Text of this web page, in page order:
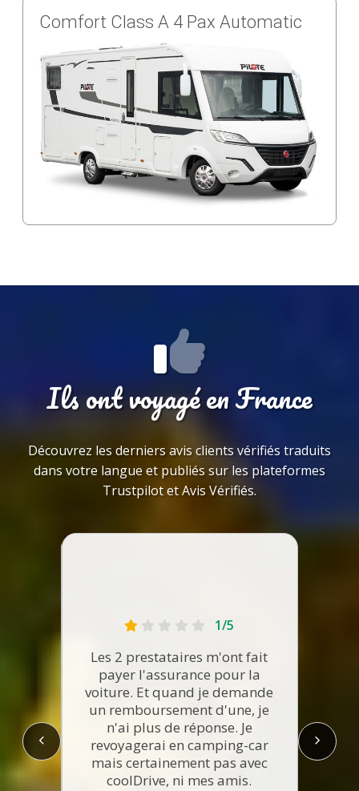
Comfort Class A 4 Pax Automatic
Ils ont voyagé en France
Découvrez les derniers avis clients vérifiés traduits
dans votre langue et publiés sur les plateformes
Trustpilot et Avis Vérifiés.
je
car
1/5
Les 2 prestataires m'ont fait
payer l'assurance pour la
voiture. Et quand je demande
un remboursement d'une, je
n'ai plus de réponse. Je
revoyagerai en camping-car
mais certainement pas avec
coolDrive, ni mes amis.